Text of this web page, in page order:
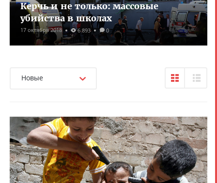
Керчь и не только: массовые
убийства в школах
17 октября 2018 6 893 0
Новые